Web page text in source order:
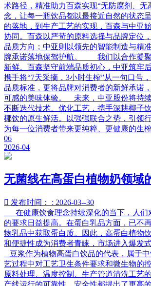
术路径，精准助力百森实现“无防腐剂、无
念，让每一瓶饮品都以最接近自然的状态
的落地，到生产工艺的实现，百森与中亚
协同。百森以严苛的原料选择与品牌定位
品质方向；中亚则以领先的智能制造与精
牌承诺落地保驾护航。 我们以合作凝聚
新鲜。百森坚守前端品质初心，中亚筑牢
携手将“7天采摘，3小时生榨”从一句口号
品质标准，更将品牌对消费者的新鲜承诺
可感的美味体验。 未来，中亚股份将持续
不断迭代技术、优化工艺，携手深耕椰子
椰饮的原生鲜活。以强强联合之势，引领
为每一位消费者带来更纯粹、更健康的生
06
2026-04
无菌线在高蛋白植物奶领域
 发布时间： : 2026-03--30
在健康饮食理念持续深化的当下，人们
的要求日益提高。在蛋白乳品方面，已不
物乳品中获取蛋白质。因此，高蛋白植物
和便捷性成为消费者青睐，市场进入
豆浆作为植物高蛋白饮品的代表，属于
艺过程中对工艺卫生条件要求和微生物的
原料处理、温度控制、生产管道清洗工艺
产线运行的可靠性、安全性都提出了更高